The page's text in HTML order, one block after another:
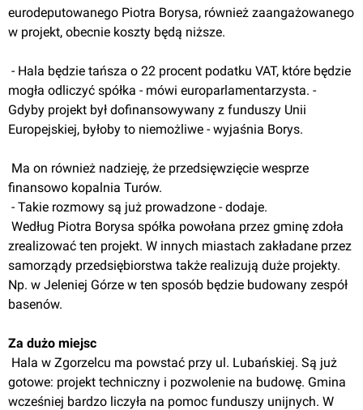
eurodeputowanego Piotra Borysa, również zaangażowanego
w projekt, obecnie koszty będą niższe.
mogła odliczyć spółka - mówi europarlamentarzysta. -
Gdyby projekt był dofinansowywany z funduszy Unii
Europejskiej, byłoby to niemożliwe - wyjaśnia Borys.
finansowo kopalnia Turów.
- Takie rozmowy są już prowadzone - dodaje.
zrealizować ten projekt. W innych miastach zakładane przez
samorządy przedsiębiorstwa także realizują duże projekty.
Np. w Jeleniej Górze w ten sposób będzie budowany zespół
basenów.
Za dużo miejsc
gotowe: projekt techniczny i pozwolenie na budowę. Gmina
wcześniej bardzo liczyła na pomoc funduszy unijnych. W